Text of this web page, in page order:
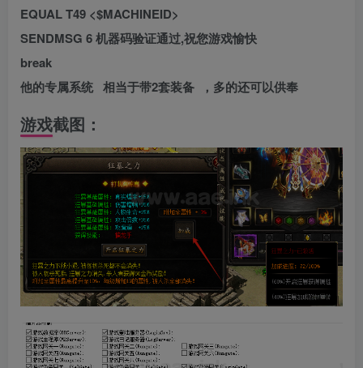
EQUAL T49 <$MACHINEID>
SENDMSG 6 机器码验证通过,祝您游戏愉快
break
他的专属系统 相当于带2套装备 ，多的还可以供奉
游戏截图：